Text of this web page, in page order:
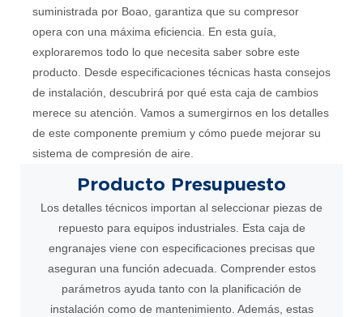
suministrada por Boao, garantiza que su compresor
opera con una máxima eficiencia. En esta guía,
exploraremos todo lo que necesita saber sobre este
producto. Desde especificaciones técnicas hasta consejos
de instalación, descubrirá por qué esta caja de cambios
merece su atención. Vamos a sumergirnos en los detalles
de este componente premium y cómo puede mejorar su
sistema de compresión de aire.
Producto Presupuesto
Los detalles técnicos importan al seleccionar piezas de
repuesto para equipos industriales. Esta caja de
engranajes viene con especificaciones precisas que
aseguran una función adecuada. Comprender estos
parámetros ayuda tanto con la planificación de
instalación como de mantenimiento. Además, estas